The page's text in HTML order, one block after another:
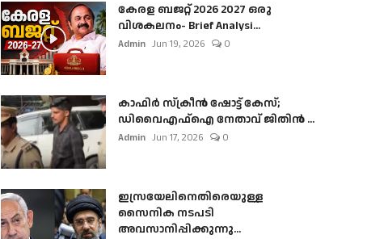
കേരള ബജറ്റ് 2026 2027 ഒരു
വിശകലനം- Brief Analysi...
Admin Jun 19, 2026 0
കാഫിർ സ്‌ക്രീൻ ഷോട്ട് കേസ്;
ഡിവൈഎഫ്ഐ നേതാവ് ജിതിൻ ...
Admin Jun 17, 2026 0
ഇസ്രയേലിനെതിരെയുള്ള
സൈനിക നടപടി
അവസാനിപ്പിക്കുന്നു...